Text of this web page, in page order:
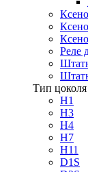
Реле
Тип цоколя
H1
H3
H4
H7
H11
D1S